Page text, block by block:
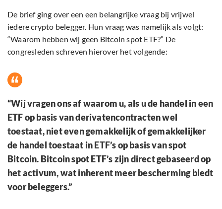
De brief ging over een een belangrijke vraag bij vrijwel
iedere crypto belegger. Hun vraag was namelijk als volgt:
“Waarom hebben wij geen Bitcoin spot ETF?” De
congresleden schreven hierover het volgende:
“Wij vragen ons af waarom u, als u de handel in een
ETF op basis van derivatencontracten wel
toestaat, niet even gemakkelijk of gemakkelijker
de handel toestaat in ETF’s op basis van spot
Bitcoin. Bitcoin spot ETF’s zijn direct gebaseerd op
het activum, wat inherent meer bescherming biedt
voor beleggers.”